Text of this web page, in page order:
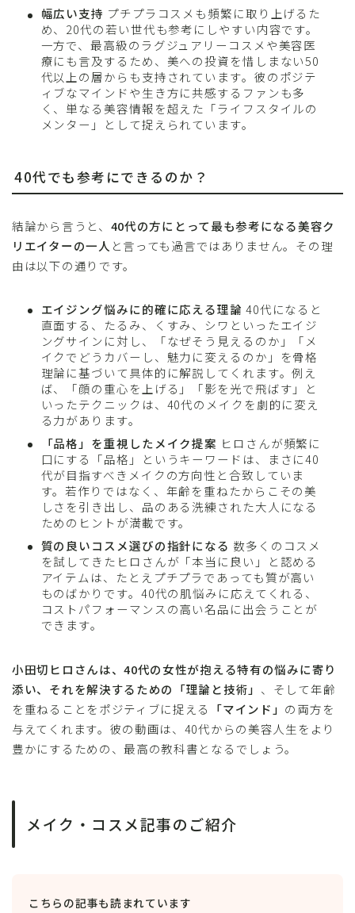
幅広い支持 プチプラコスメも頻繁に取り上げるた
め、20代の若い世代も参考にしやすい内容です。
一方で、最高級のラグジュアリーコスメや美容医
療にも言及するため、美への投資を惜しまない50
代以上の層からも支持されています。彼のポジテ
ィブなマインドや生き方に共感するファンも多
く、単なる美容情報を超えた「ライフスタイルの
メンター」として捉えられています。
40代でも参考にできるのか？
結論から言うと、 40代の方にとって最も参考になる美容ク
リエイターの一人 と言っても過言ではありません。その理
由は以下の通りです。
エイジング悩みに的確に応える理論 40代になると
直面する、たるみ、くすみ、シワといったエイジ
ングサインに対し、「なぜそう見えるのか」「メ
イクでどうカバーし、魅力に変えるのか」を骨格
理論に基づいて具体的に解説してくれます。例え
ば、「顔の重心を上げる」「影を光で飛ばす」と
いったテクニックは、40代のメイクを劇的に変え
る力があります。
「品格」を重視したメイク提案 ヒロさんが頻繁に
口にする「品格」というキーワードは、まさに40
代が目指すべきメイクの方向性と合致していま
す。若作りではなく、年齢を重ねたからこその美
しさを引き出し、品のある洗練された大人になる
ためのヒントが満載です。
質の良いコスメ選びの指針になる 数多くのコスメ
を試してきたヒロさんが「本当に良い」と認める
アイテムは、たとえプチプラであっても質が高い
ものばかりです。40代の肌悩みに応えてくれる、
コストパフォーマンスの高い名品に出会うことが
できます。
小田切ヒロさんは、40代の女性が抱える特有の悩みに寄り
添い、それを解決するための「理論と技術」 、そして年齢
を重ねることをポジティブに捉える
「マインド」 の両方を
与えてくれます。彼の動画は、40代からの美容人生をより
豊かにするための、最高の教科書となるでしょう。
メイク・コスメ記事のご紹介
こちらの記事も読まれています